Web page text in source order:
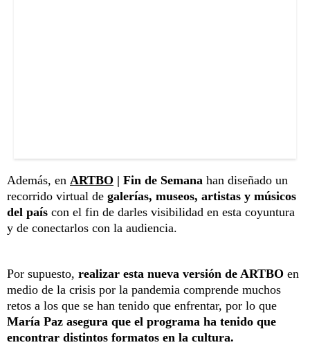
Además, en ARTBO | Fin de Semana han diseñado un
recorrido virtual de galerías, museos, artistas y músicos
del país con el fin de darles visibilidad en esta coyuntura
y de conectarlos con la audiencia.
Por supuesto, realizar esta nueva versión de ARTBO en
medio de la crisis por la pandemia comprende muchos
retos a los que se han tenido que enfrentar, por lo que
María Paz asegura que el programa ha tenido que
encontrar distintos formatos en la cultura.